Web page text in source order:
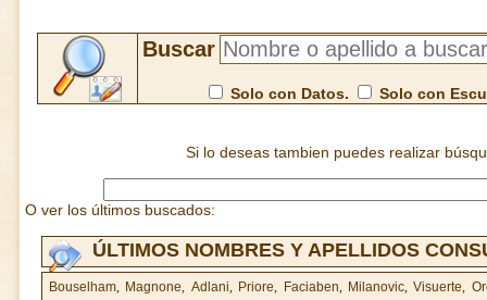
Buscar
Solo con Datos. Solo con
Si lo deseas tambien puedes realizar
O ver los últimos buscados:
ÚLTIMOS NOMBRES Y APELLIDOS
Bouselham, Magnone, Adlani, Priore, Faciaben, Milanovic,Visuerte,